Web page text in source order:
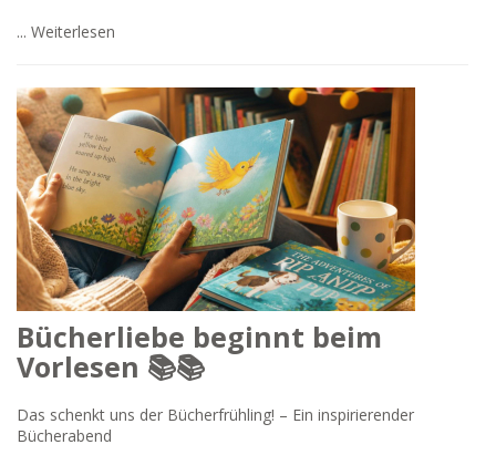
... Weiterlesen
Bücherliebe beginnt beim
Vorlesen 📚📚
Das schenkt uns der Bücherfrühling! – Ein inspirierender
Bücherabend